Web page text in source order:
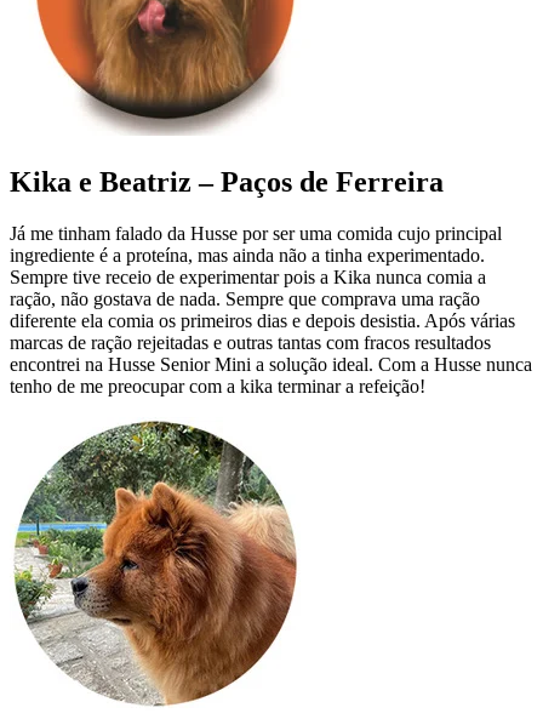
Kika e Beatriz – Paços de Ferreira
Já me tinham falado da Husse por ser uma comida cujo principal
ingrediente é a proteína, mas ainda não a tinha experimentado.
Sempre tive receio de experimentar pois a Kika nunca comia a
ração, não gostava de nada. Sempre que comprava uma ração
diferente ela comia os primeiros dias e depois desistia. Após várias
marcas de ração rejeitadas e outras tantas com fracos resultados
encontrei na Husse Senior Mini a solução ideal. Com a Husse nunca
tenho de me preocupar com a kika terminar a refeição!